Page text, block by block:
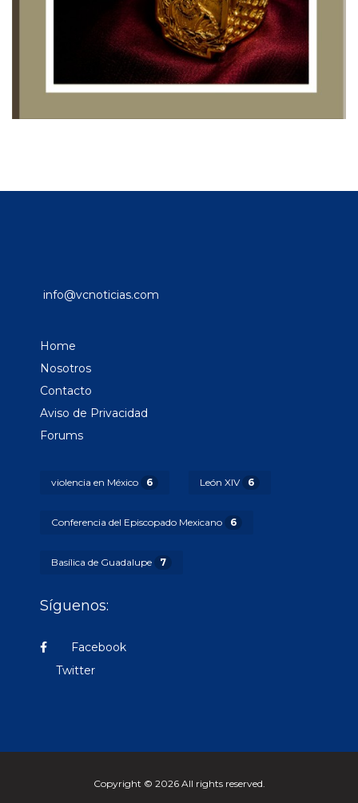
info@vcnoticias.com
Home
Nosotros
Contacto
Aviso de Privacidad
Forums
violencia en México 6 León XIV 6
Conferencia del Episcopado Mexicano 6
Basílica de Guadalupe 7
Síguenos:
Facebook
Twitter
Copyright © 2026 All rights reserved.